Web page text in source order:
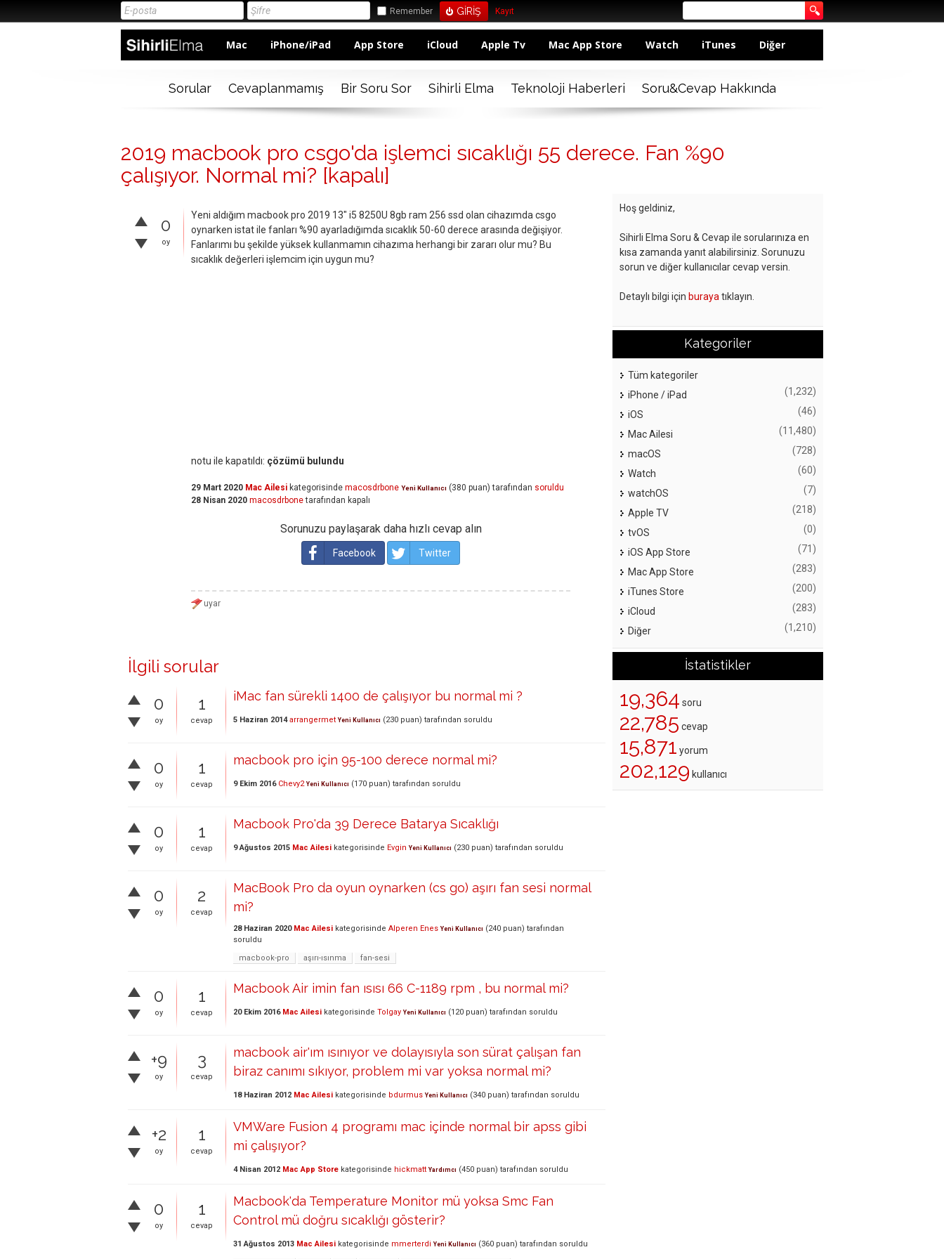
Remember Kayıt
Mac iPhone/iPad App Store iCloud Apple Tv Mac App Store Watch iTunes Diğer
Sorular Cevaplanmamış Bir Soru Sor Sihirli Elma Teknoloji Haberleri Soru&Cevap Hakkında
2019 macbook pro csgo'da işlemci sıcaklığı 55 derece. Fan %90
çalışıyor. Normal mi? [kapalı]
0
oy
Yeni aldığım macbook pro 2019 13" i5 8250U 8gb ram 256 ssd olan cihazımda csgo
oynarken istat ile fanları %90 ayarladığımda sıcaklık 50-60 derece arasında değişiyor.
Fanlarımı bu şekilde yüksek kullanmamın cihazıma herhangi bir zararı olur mu? Bu
sıcaklık değerleri işlemcim için uygun mu?
notu ile kapatıldı: çözümü bulundu
29 Mart 2020 Mac Ailesi kategorisinde macosdrbone Yeni Kullanıcı (380 puan) tarafından soruldu
28 Nisan 2020 macosdrbonetarafından kapalı
Sorunuzu paylaşarak daha hızlı cevap alın
Facebook Twitter
İlgili sorular
0
oy
1
cevap
iMac fan sürekli 1400 de çalışıyor bu normal mi ?
5 Haziran 2014 arrangermet Yeni Kullanıcı (230 puan) tarafından soruldu
0
oy
1
cevap
macbook pro için 95-100 derece normal mi?
9 Ekim 2016 Chevy2 Yeni Kullanıcı (170 puan) tarafından soruldu
0
oy
1
cevap
Macbook Pro'da 39 Derece Batarya Sıcaklığı
9 Ağustos 2015 Mac Ailesi kategorisinde Evgin Yeni Kullanıcı (230 puan) tarafından soruldu
0
oy
2
cevap
MacBook Pro da oyun oynarken (cs go) aşırı fan sesi normal
mi?
28 Haziran 2020 Mac Ailesi kategorisinde Alperen Enes Yeni Kullanıcı (240 puan) tarafından
soruldu
macbook-pro
aşırı-ısınma fan-sesi
0
oy
1
cevap
Macbook Air imin fan ısısı 66 C-1189 rpm , bu normal mi?
20 Ekim 2016 Mac Ailesi kategorisinde Tolgay Yeni Kullanıcı (120 puan) tarafından soruldu
+9
oy
3
cevap
macbook air'ım ısınıyor ve dolayısıyla son sürat çalışan fan
biraz canımı sıkıyor, problem mi var yoksa normal mi?
18 Haziran 2012 Mac Ailesi kategorisinde bdurmus Yeni Kullanıcı (340 puan) tarafından soruldu
+2
oy
1
cevap
VMWare Fusion 4 programı mac içinde normal bir apss gibi
mi çalışıyor?
4 Nisan 2012 Mac App Store kategorisinde hickmatt Yardımcı (450 puan) tarafından soruldu
0
oy
1
cevap
Macbook'da Temperature Monitor mü yoksa Smc Fan
Control mü doğru sıcaklığı gösterir?
31 Ağustos 2013 Mac Ailesi kategorisinde mmerterdi Yeni Kullanıcı (360 puan) tarafından soruldu
Hoş geldiniz,
Sihirli Elma Soru & Cevap ile sorularınıza en
kısa zamanda yanıt alabilirsiniz. Sorunuzu
sorun ve diğer kullanıcılar cevap versin.
Detaylı bilgi için buraya tıklayın.
Kategoriler
Tüm kategoriler
iPhone / iPad
(1,232)
iOS (46)
Mac Ailesi (11,480)
macOS (728)
Watch (60)
watchOS (7)
Apple TV (218)
tvOS (0)
iOS App Store (71)
Mac App Store (283)
iTunes Store (200)
iCloud (283)
Diğer (1,210)
İstatistikler
19,364 soru
22,785 cevap
15,871 yorum
202,129 kullanıcı